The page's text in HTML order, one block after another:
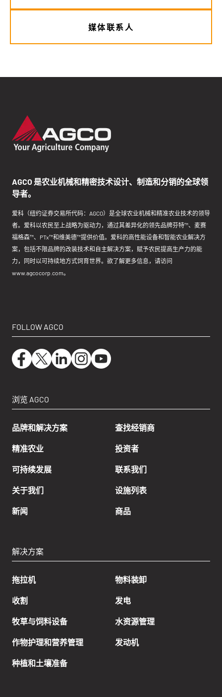
媒体联系人
AGCO 是农业机械和精密技术设计、制造和分销的全球领
导者。
爱科（纽约证券交易所代码：AGCO）是全球农业机械和精准农业技术的领导
者。爱科以农民至上战略为驱动力，通过其差异化的领先品牌芬特™、麦赛
福格森™、PTx™和维美德™提供价值。爱科的高性能设备和智能农业解决方
案，包括不限品牌的改装技术和自主解决方案，赋予农民提高生产力的能
力，同时以可持续地方式饲育世界。欲了解更多信息，请访问
www.agcocorp.com。
FOLLOW AGCO
浏览 AGCO
品牌和解决方案
精准农业
可持续发展
关于我们
新闻
查找经销商
投资者
联系我们
设施列表
商品
解决方案
拖拉机
收割
牧草与饲料设备
作物护理和营养管理
种植和土壤准备
物料装卸
发电
水资源管理
发动机